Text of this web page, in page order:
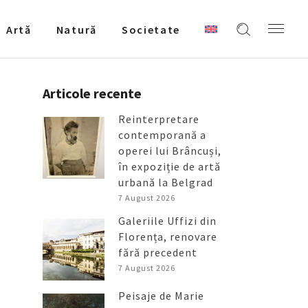
Artǎ Natură Societate
Articole recente
Reinterpretare
contemporană a
operei lui Brâncuși,
în expoziție de artă
urbană la Belgrad
7 August 2026
Galeriile Uffizi din
Florența, renovare
fără precedent
7 August 2026
Peisaje de Marie